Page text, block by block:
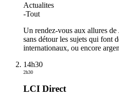
Actualites
-Tout
Un rendez-vous aux allures
sans détour les sujets qui font
internationaux, ou encore
14h30
2h30
LCI Direct